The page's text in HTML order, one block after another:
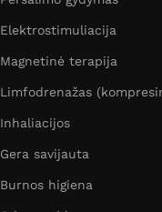
Elektrostimuliacija
Magnetinė terapija
Limfodrenažas
Inhaliacijos
Gera savijauta
Burnos higiena